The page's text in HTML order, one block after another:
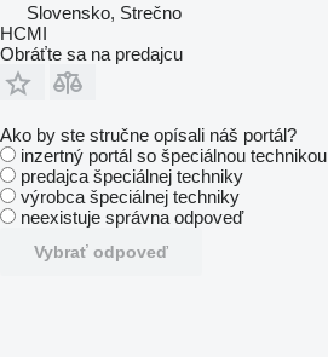
Slovensko, Strečno
HCMI
Obráťte sa na predajcu
Ako by ste stručne opísali náš portál?
inzertný portál so špeciálnou technikou
predajca špeciálnej techniky
výrobca špeciálnej techniky
neexistuje správna odpoveď
Vybrať odpoveď